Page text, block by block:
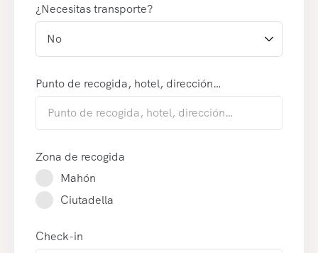
¿Necesitas transporte?
Punto de recogida, hotel, dirección…
Zona de recogida
Mahón
Ciutadella
Check-in